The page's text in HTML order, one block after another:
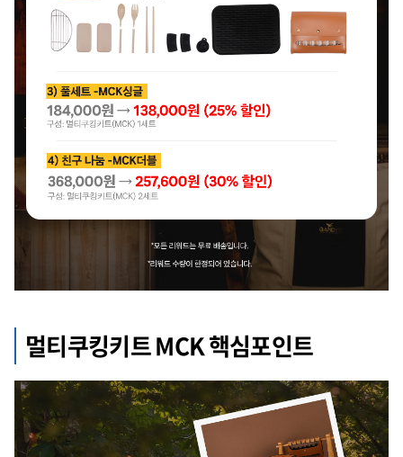
멀티쿠킹키트 MCK 핵심포인트